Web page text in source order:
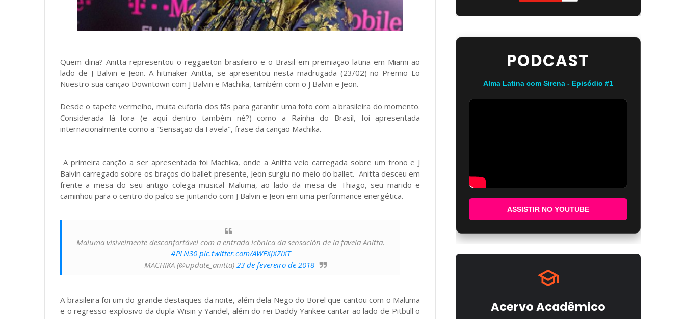
Quem diria? Anitta representou o reggaeton brasileiro e o Brasil em premiação latina em Miami ao
lado de J Balvin e Jeon. A hitmaker Anitta, se apresentou nesta madrugada (23/02) no Premio Lo
Nuestro sua canção Downtown com J Balvin e Machika, também com o J Balvin e Jeon.
Desde o tapete vermelho, muita euforia dos fãs para garantir uma foto com a brasileira do momento.
Considerada lá fora (e aqui dentro também né?) como a Rainha do Brasil, foi apresentada
internacionalmente como a "Sensação da Favela", frase da canção Machika.
A primeira canção a ser apresentada foi Machika, onde a Anitta veio carregada sobre um trono e J
Balvin carregado sobre os braços do ballet presente, Jeon surgiu no meio do ballet. Anitta desceu em
frente a mesa do seu antigo colega musical Maluma, ao lado da mesa de Thiago, seu marido e
caminhou para o centro do palco se juntando com J Balvin e Jeon em uma performance energética.
Maluma visivelmente desconfortável com a entrada icônica da sensación de la favela Anitta.
#PLN30 pic.twitter.com/AWFXjXZiXT
— MACHIKA (@update_anitta) 23 de fevereiro de 2018
A brasileira foi um do grande destaques da noite, além dela Nego do Borel que cantou com o Maluma
e o regresso explosivo da dupla Wisin y Yandel, além do rei Daddy Yankee cantar ao lado de Pitbull o
PODCAST
Alma Latina com Sirena - Episódio #1
ASSISTIR NO YOUTUBE
Acervo Acadêmico